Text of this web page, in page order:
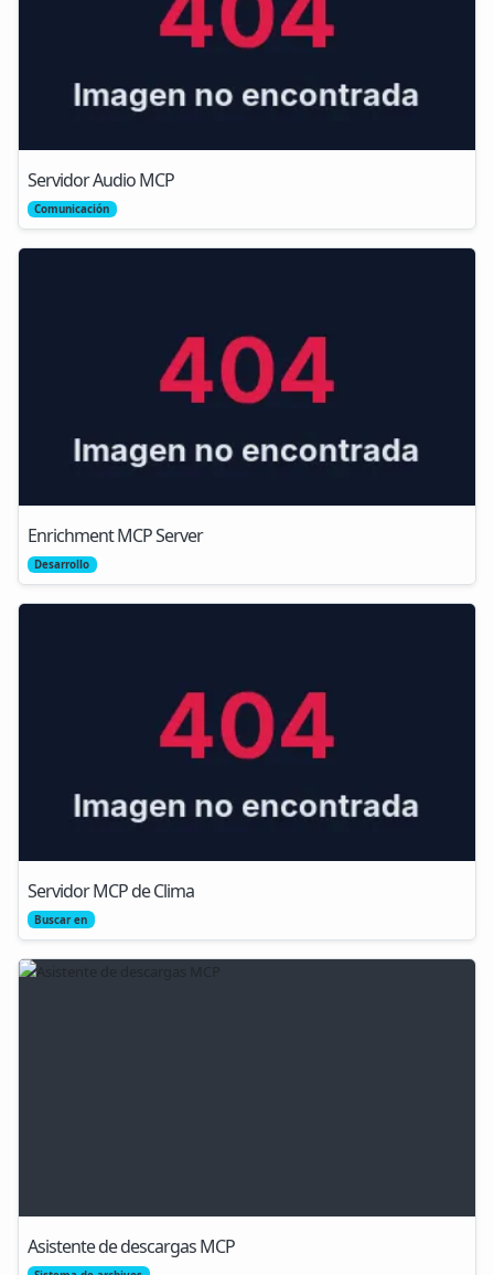
Servidor Audio MCP
Comunicación
Enrichment MCP Server
Desarrollo
Servidor MCP de Clima
Buscar en
Asistente de descargas MCP